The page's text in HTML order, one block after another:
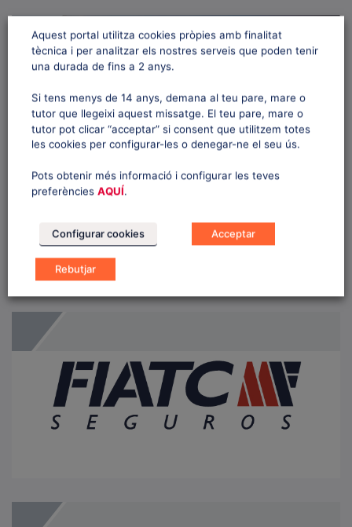
Aquest portal utilitza cookies pròpies amb finalitat
tècnica i per analitzar els nostres serveis que poden tenir
una durada de fins a 2 anys.
Si tens menys de 14 anys, demana al teu pare, mare o
tutor que llegeixi aquest missatge. El teu pare, mare o
tutor pot clicar “acceptar” si consent que utilitzem totes
les cookies per configurar-les o denegar-ne el seu ús.
Pots obtenir més informació i configurar les teves
preferències AQUÍ.
Configurar cookies Acceptar
Rebutjar